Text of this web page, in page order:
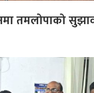
तमलोपाको